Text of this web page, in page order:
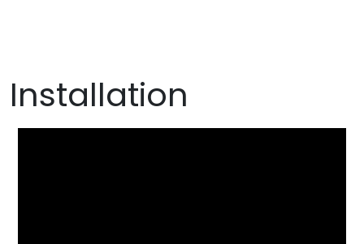
Installation